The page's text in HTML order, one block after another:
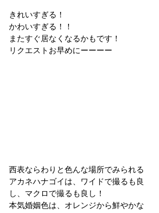
きれいすぎる！
かわいすぎる！！
またすぐ居なくなるかもです！
リクエストお早めにーーーー
西表ならわりと色んな場所でみられる
アカネハナゴイは、ワイドで撮るも良
し、マクロで撮るも良し！
本気婚姻色は、オレンジから鮮やかな